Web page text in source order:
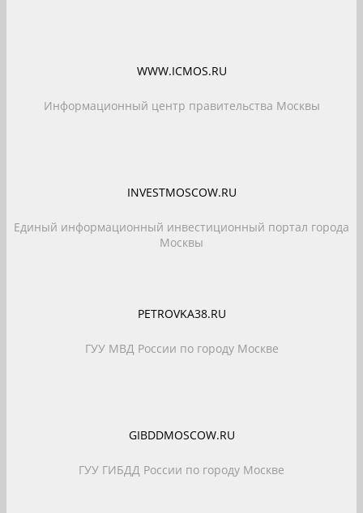
WWW.ICMOS.RU
Информационный центр правительства Москвы
INVESTMOSCOW.RU
Единый информационный инвестиционный портал города
Москвы
PETROVKA38.RU
ГУУ МВД России по городу Москве
GIBDDMOSCOW.RU
ГУУ ГИБДД России по городу Москве